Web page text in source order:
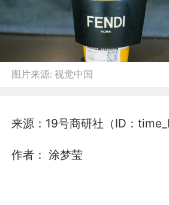
图片来源:视觉中国
来源：19号商研社（ID：
作者： 涂梦莹